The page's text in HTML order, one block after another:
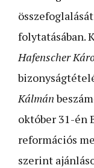
folytatásában.
Hafenscher
Kálmán
október 31-én
reformációs
szerint